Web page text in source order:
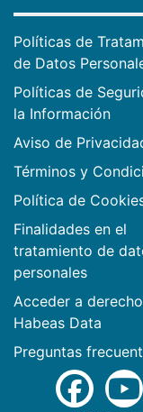
Políticas de
de Datos
Políticas de
la Información
Aviso de
Términos y
Política de
Finalidades en el
tratamiento de
personales
Acceder a
Habeas Data
Preguntas